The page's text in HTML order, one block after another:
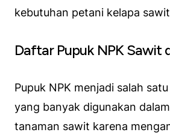
kebutuhan petani kelapa
Daftar Pupuk NPK Sawit
Pupuk NPK menjadi salah
yang banyak digunakan
tanaman sawit karena